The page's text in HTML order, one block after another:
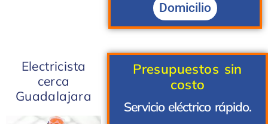
Domicilio
Electricista
cerca
Guadalajara
Presupuestos sin
costo
Servicio eléctrico rápido.